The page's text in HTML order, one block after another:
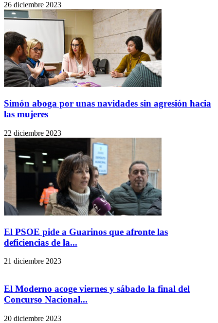
26 diciembre 2023
Simón aboga por unas navidades sin agresión hacia
las mujeres
22 diciembre 2023
El PSOE pide a Guarinos que afronte las
deficiencias de la...
21 diciembre 2023
El Moderno acoge viernes y sábado la final del
Concurso Nacional...
20 diciembre 2023